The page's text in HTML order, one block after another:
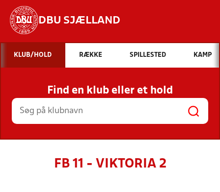
DBU SJÆLLAND
Hvad vil du søge efter?
INDHOLD OG NYHEDER
STILLINGER, RESULTATER, KLUBBER OG
HOLD
KLUB/HOLD RÆKKE SPILLESTED KAMP
Find en klub eller et hold
FB 11 - VIKTORIA 2